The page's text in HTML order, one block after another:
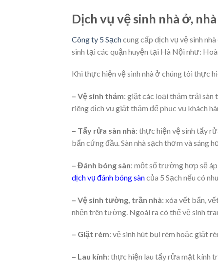
Dịch vụ vệ sinh nhà ở,
Công ty 5 Sạchcung cấp dịch vụ vệ sinh
sinh tại các quận huyện tại Hà Nội như:
Khi thực hiện vệ sinh nhà ở chúng tôi thực
– Vệ sinh thảm: giặt các loại thảm trải sàn
riêng dịch vụ giặt thảm để phục vụ khách
– Tẩy rửa sàn nhà: thực hiện vệ sinh tẩy
bẩn cứng đầu. Sàn nhà sạch thơm và sáng
– Đánh bóng sàn: một số trường hợp sẽ
dịch vụ đánh bóng sàncủa 5 Sạch nếu có
– Vệ sinh tường, trần nhà: xóa vết bẩn,
nhện trên tường. Ngoài ra có thể vệ sinh
– Giặt rèm: vệ sinh hút bụi rèm hoặc giặt
– Lau kính: thực hiện lau tẩy rửa mặt kính